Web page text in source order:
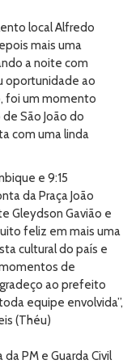
local Alfredo
mais uma
a noite com
oportunidade ao
foi um momento
São João do
com uma linda
e 9:15
da Praça João
Gleydson Gavião e
feliz em mais uma
cultural do país e
de
ao prefeito
equipe envolvida”,
(Théu)
PM e Guarda Civil